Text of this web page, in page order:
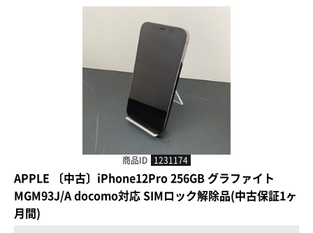
商品ID 1231174
APPLE 〔中古〕iPhone12Pro 256GB グラファイト
MGM93J/A docomo対応 SIMロック解除品(中古保証1ヶ
月間)